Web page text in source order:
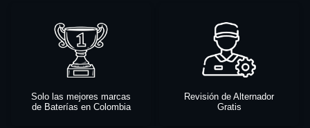
Solo las mejores marcas
de Baterías en Colombia
Revisión de Alternador
Gratis